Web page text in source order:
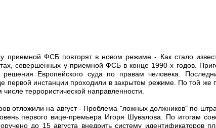
приемной ФСБ повторят в новом режиме - Как стало
совершенных у приемной ФСБ в конце 1990-х годов.
Европейского суда по правам человека.
инстанции проходили в закрытом режиме. По той же
террористической направленности.
отложили на август - Проблема "ложных должников" по
первого вице-премьера Игоря Шувалова. По итогам
до 15 августа внедрить систему идентификаторов